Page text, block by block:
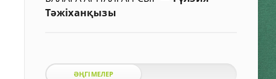
Тәжіханқызы
ӘҢГІМЕЛЕР